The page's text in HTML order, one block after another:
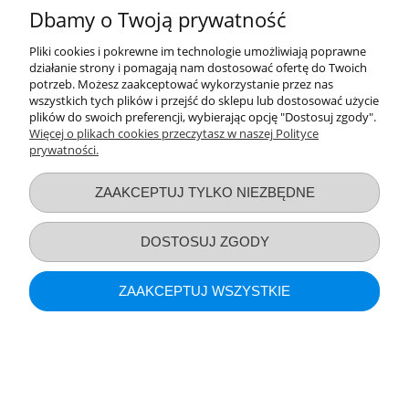
Nie znaleziono produktów spełniających podane kryteria.
Przydatne linki
Moje konto
Informacje o sklepie
POKAŻ PEŁNĄ WERSJĘ STRONY
Dbamy o Twoją prywatność
Pliki cookies i pokrewne im technologie umożliwiają poprawne
działanie strony i pomagają nam dostosować ofertę do Twoich
potrzeb. Możesz zaakceptować wykorzystanie przez nas
wszystkich tych plików i przejść do sklepu lub dostosować użycie
plików do swoich preferencji, wybierając opcję "Dostosuj zgody".
Więcej o plikach cookies przeczytasz w naszej Polityce
prywatności.
ZAAKCEPTUJ TYLKO NIEZBĘDNE
DOSTOSUJ ZGODY
ZAAKCEPTUJ WSZYSTKIE